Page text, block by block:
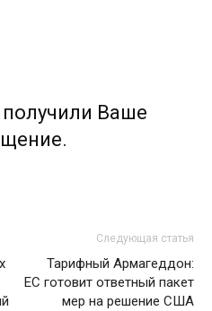
Ваше
Следующая статья
Тарифный Армагеддон:
ЕС готовит ответный пакет
мер на решение США